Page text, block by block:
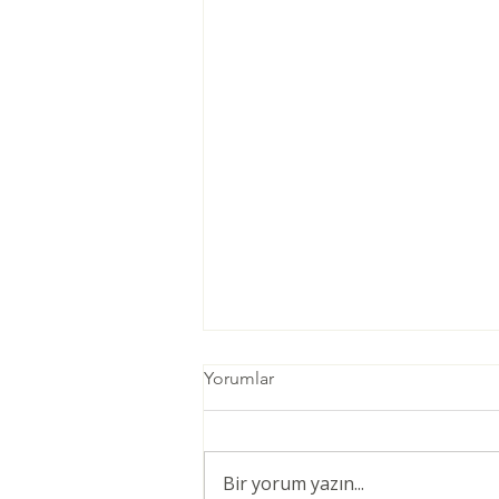
Yorumlar
Bir yorum yazın...